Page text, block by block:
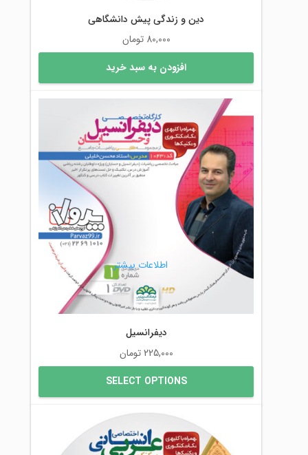
دین و زندگی پیش دانشگاهی
80,000 تومان
افزودن به سبد خرید
اطلاعات بیشتر
دیفرانسیل
225,000 تومان
SELECT OPTIONS